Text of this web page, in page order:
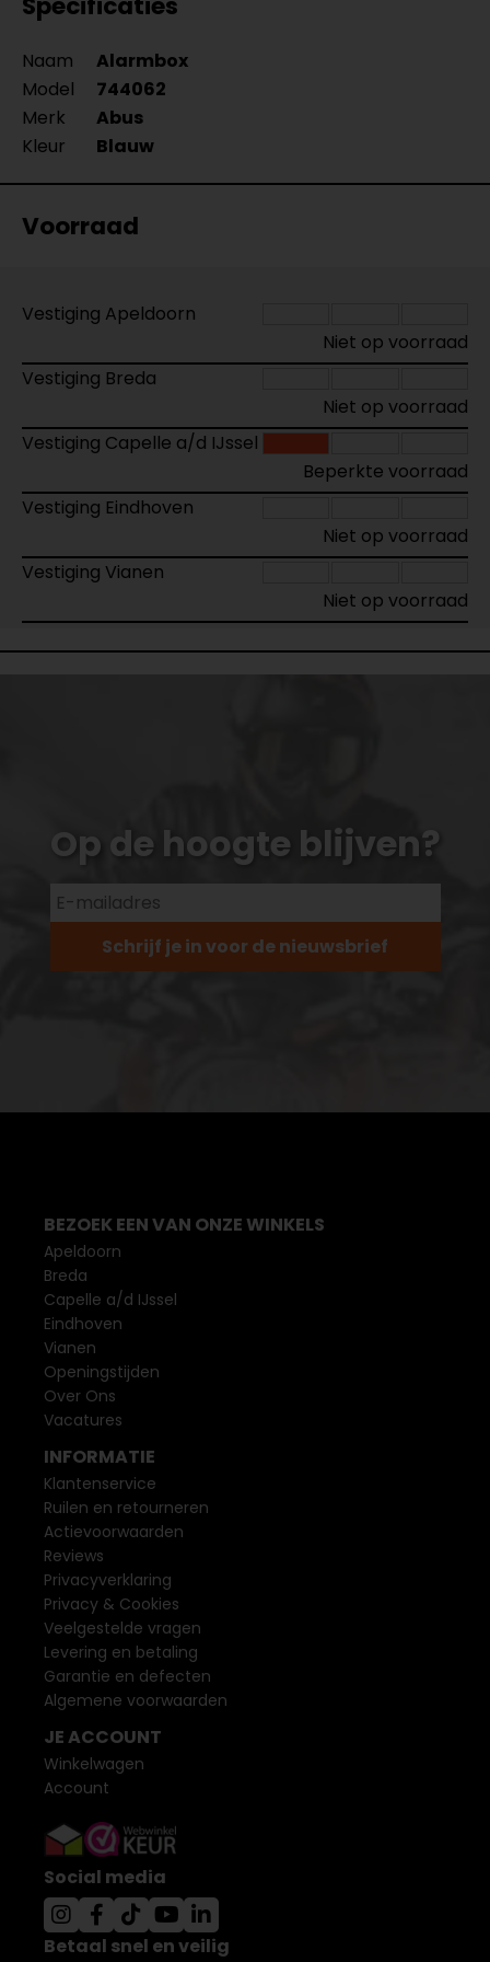
Naam
Alarmbox
Model
744062
Merk
Abus
Kleur
Blauw
Voorraad
Vestiging Apeldoorn
Niet op voorraad
Vestiging Breda
Niet op voorraad
Vestiging Capelle a/d IJssel
Beperkte voorraad
Vestiging Eindhoven
Niet op voorraad
Vestiging Vianen
Niet op voorraad
Op de hoogte blijven?
Schrijf je in voor de nieuwsbrief
BEZOEK EEN VAN ONZE WINKELS
Apeldoorn
Breda
Capelle a/d IJssel
Eindhoven
Vianen
Openingstijden
Over Ons
Vacatures
INFORMATIE
Klantenservice
Ruilen en retourneren
Actievoorwaarden
Reviews
Privacyverklaring
Privacy & Cookies
Veelgestelde vragen
Levering en betaling
Garantie en defecten
Algemene voorwaarden
JE ACCOUNT
Winkelwagen
Account
Social media
Betaal snel en veilig